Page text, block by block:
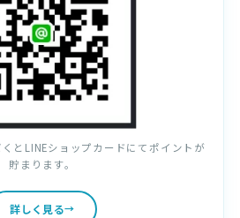
とLINEショップカードにてポイントが
貯まります。
詳しく見る